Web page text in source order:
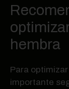
hembra
Para
importante